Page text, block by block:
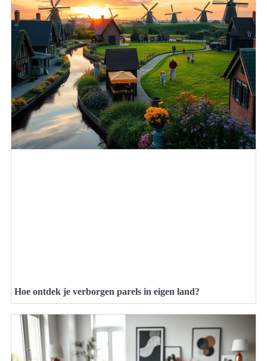
Hoe ontdek je verborgen parels in eigen land?